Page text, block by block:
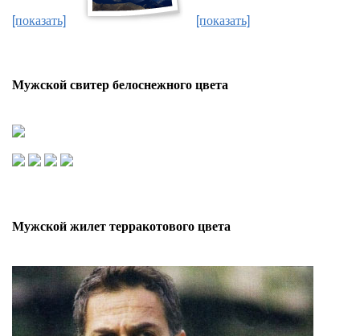
[показать] [показать]
Мужской свитер белоснежного цвета
Мужской жилет терракотового цвета